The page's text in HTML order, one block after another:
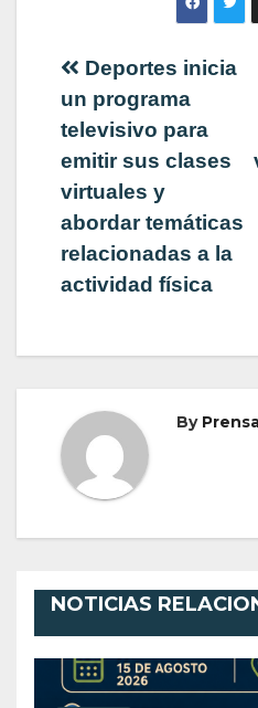
de
entradas
Deportes inicia
un programa
televisivo para
emitir sus clases
virtuales y
abordar temáticas
relacionadas a la
actividad física
By
NOTICIAS